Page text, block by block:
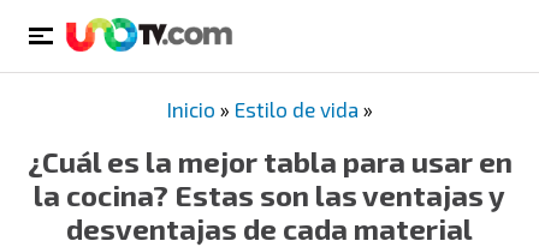
Inicio » Estilo de vida »
¿Cuál es la mejor tabla para usar en
la cocina? Estas son las ventajas y
desventajas de cada material